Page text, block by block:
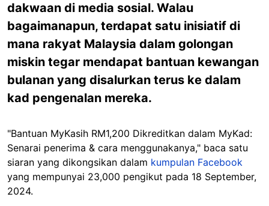
dakwaan di media sosial. Walau
bagaimanapun, terdapat satu inisiatif di
mana rakyat Malaysia dalam golongan
miskin tegar mendapat bantuan kewangan
bulanan yang disalurkan terus ke dalam
kad pengenalan mereka.
"Bantuan MyKasih RM1,200 Dikreditkan dalam MyKad:
Senarai penerima & cara menggunakanya," baca satu
siaran yang dikongsikan dalam kumpulan Facebook
yang mempunyai 23,000 pengikut pada 18 September,
2024.